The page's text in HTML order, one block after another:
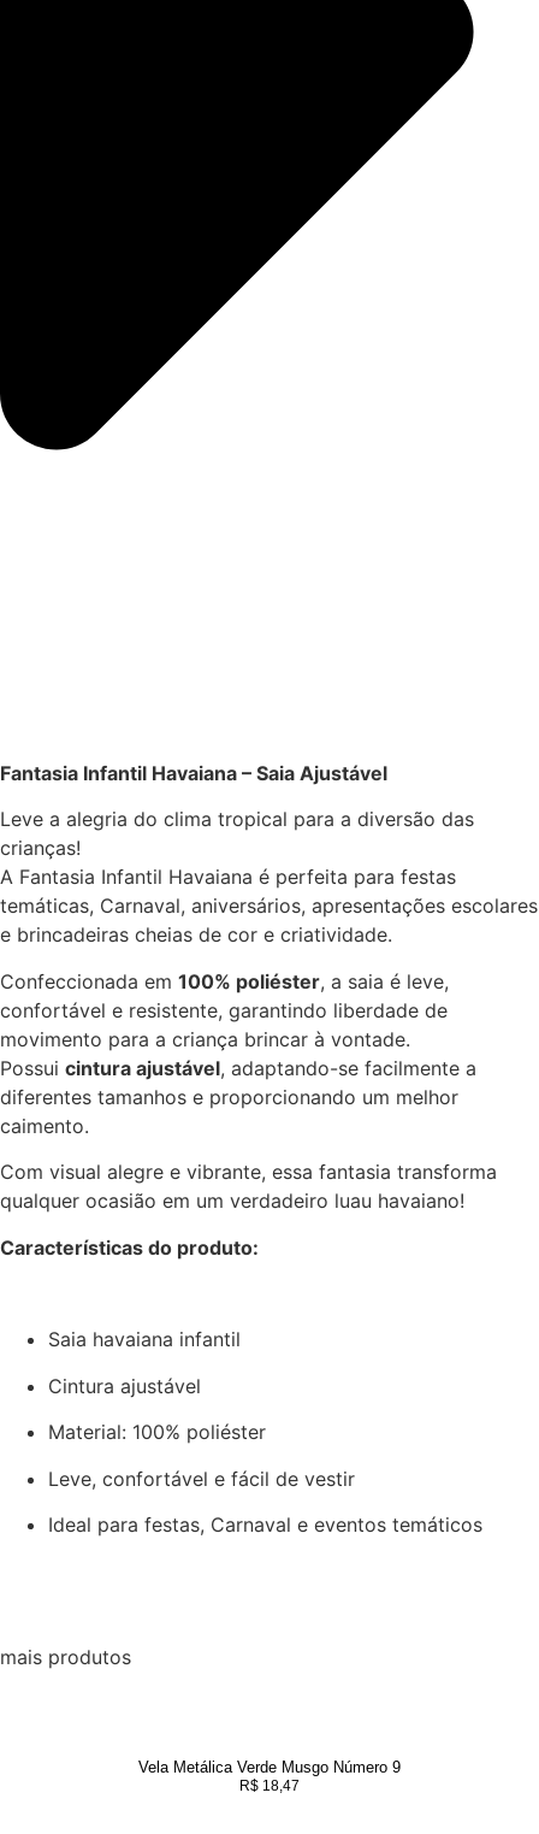
Fantasia Infantil Havaiana – Saia Ajustável
Leve a alegria do clima tropical para a diversão das
crianças!
A Fantasia Infantil Havaiana é perfeita para festas
temáticas, Carnaval, aniversários, apresentações escolares
e brincadeiras cheias de cor e criatividade.
Confeccionada em 100% poliéster, a saia é leve,
confortável e resistente, garantindo liberdade de
movimento para a criança brincar à vontade.
Possui cintura ajustável, adaptando-se facilmente a
diferentes tamanhos e proporcionando um melhor
caimento.
Com visual alegre e vibrante, essa fantasia transforma
qualquer ocasião em um verdadeiro luau havaiano!
Características do produto:
Saia havaiana infantil
Cintura ajustável
Material: 100% poliéster
Leve, confortável e fácil de vestir
Ideal para festas, Carnaval e eventos temáticos
mais produtos
Vela Metálica Verde Musgo Número 9
R$ 18,47